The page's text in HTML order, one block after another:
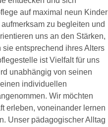
auf maximal neun Kinder
zu begleiten und
uns an den Stärken,
entsprechend ihres Alters
ist Vielfalt für uns
unabhängig von seinen
individuellen
Wir möchten
erleben, voneinander lernen
Unser pädagogischer Alltag